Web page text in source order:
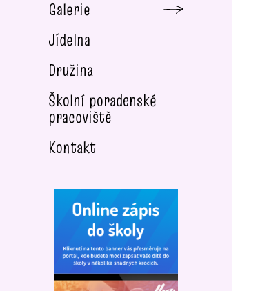
Galerie
Jídelna
Družina
Školní poradenské
pracoviště
Kontakt